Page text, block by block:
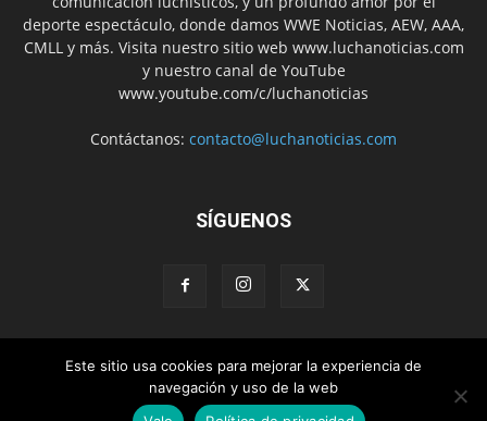
deporte espectáculo, donde damos WWE Noticias, AEW, AAA,
CMLL y más. Visita nuestro sitio web www.luchanoticias.com
y nuestro canal de YouTube
www.youtube.com/c/luchanoticias
Contáctanos: contacto@luchanoticias.com
SÍGUENOS
WWE Noticias WWE AEW
Lucha Libre Mexicana
Colabora con nosotros
Este sitio usa cookies para mejorar la experiencia de
navegación y uso de la web